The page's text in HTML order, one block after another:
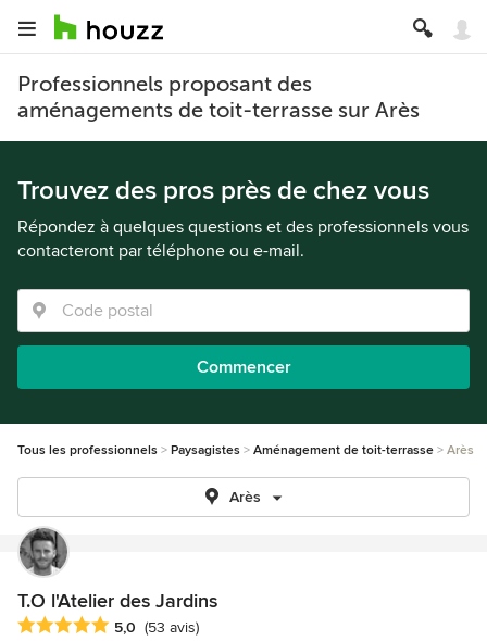
Professionnels proposant des
aménagements de toit-terrasse sur Arès
Trouvez des pros près de chez vous
Répondez à quelques questions et des professionnels vous
contacteront par téléphone ou e-mail.
Commencer
Tous les professionnels Paysagistes Aménagement de toit-terrasse Arès
Arès
T.O l'Atelier des Jardins
Note moyenne : 5 étoiles sur 5
5,0 (53 avis)